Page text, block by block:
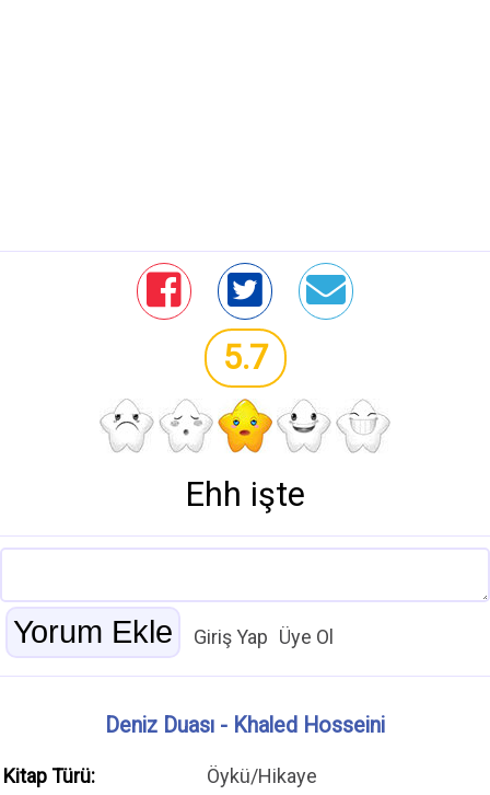
5.7
Ehh işte
Giriş Yap Üye Ol
Deniz Duası - Khaled Hosseini
Kitap Türü:
Öykü/Hikaye